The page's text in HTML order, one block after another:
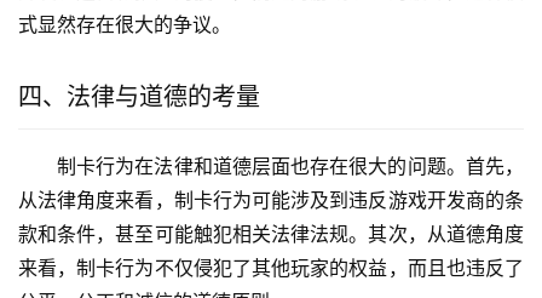
式显然存在很大的争议。
四、法律与道德的考量
制卡行为在法律和道德层面也存在很大的问题。首先，
从法律角度来看，制卡行为可能涉及到违反游戏开发商的条
款和条件，甚至可能触犯相关法律法规。其次，从道德角度
来看，制卡行为不仅侵犯了其他玩家的权益，而且也违反了